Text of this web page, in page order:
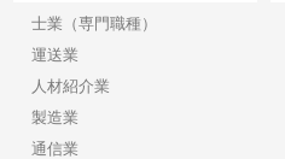
士業（専門職種）
運送業
人材紹介業
製造業
通信業